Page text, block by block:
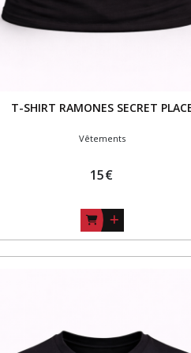
T-SHIRT RAMONES SECRET
Vêtements
15€